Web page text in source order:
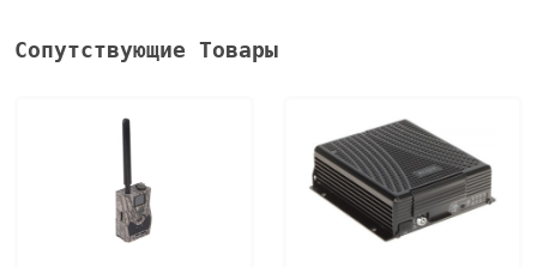
Сопутствующие Товары